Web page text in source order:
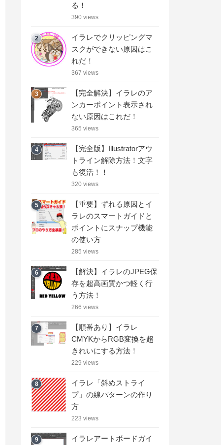
る！
390 views
2
イラレでクリッピングマ
スクができない原因はこ
れだ！
367 views
3
【完全解決】イラレのア
ンカーポイント表示され
ない原因はこれだ！
365 views
4
【完全版】Illustratorアウ
トライン解除方法！文字
も復活！！
320 views
5
【重要】ずれる原因とイ
ラレのスマートガイドと
ポイントにスナップ機能
の使い方
285 views
6
【解決】イラレのJPEG保
存を超高画質かつ軽く行
う方法！
266 views
7
【順番あり】イラレ
CMYKからRGB変換を超
きれいにする方法！
229 views
8
イラレ「斜めストライ
プ」の線パターンの作り
方
223 views
9
イラレアートボードガイ